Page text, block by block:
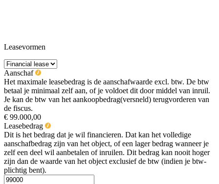
Leasevormen
Aanschaf
Het maximale leasebedrag is de aanschafwaarde excl. btw. De btw
betaal je minimaal zelf aan, of je voldoet dit door middel van inruil.
Je kan de btw van het aankoopbedrag(versneld) terugvorderen van
de fiscus.
€ 99.000,00
Leasebedrag
Dit is het bedrag dat je wil financieren. Dat kan het volledige
aanschafbedrag zijn van het object, of een lager bedrag wanneer je
zelf een deel wil aanbetalen of inruilen. Dit bedrag kan nooit hoger
zijn dan de waarde van het object exclusief de btw (indien je btw-
plichtig bent).